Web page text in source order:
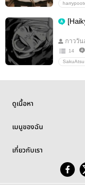
เลิฟลี่ฟรีส
กาววัน
14
SakuAtsu
ดูเนื้อหา
เมนูของฉัน
เกี่ยวกับเรา